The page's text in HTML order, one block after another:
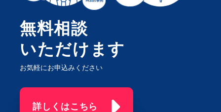
無料相談
いただけます
お気軽にお申込みください
詳しくはこちら